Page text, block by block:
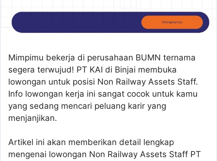
Mimpimu bekerja di perusahaan BUMN ternama
segera terwujud! PT KAI di Binjai membuka
lowongan untuk posisi Non Railway Assets Staff.
Info lowongan kerja ini sangat cocok untuk kamu
yang sedang mencari peluang karir yang
menjanjikan.
Artikel ini akan memberikan detail lengkap
mengenai lowongan Non Railway Assets Staff PT